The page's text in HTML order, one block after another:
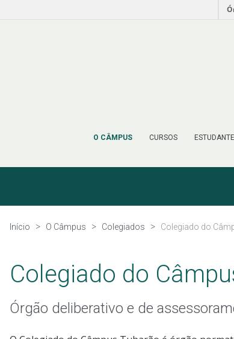
O CÂMPUS CURSOS
Início O Câmpus Colegiados Colegiado do
Colegiado do
Órgão deliberativo e de